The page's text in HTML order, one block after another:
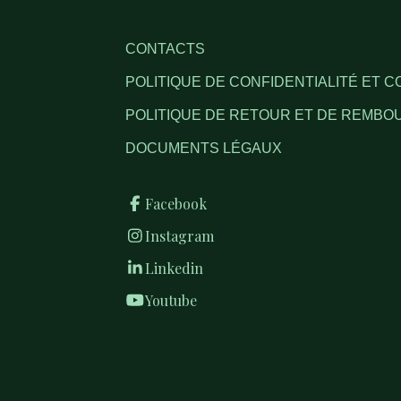
CONTACTS
POLITIQUE DE CONFIDENTIALITÉ ET
POLITIQUE DE RETOUR ET DE
DOCUMENTS LÉGAUX
Facebook
Instagram
Linkedin
Youtube